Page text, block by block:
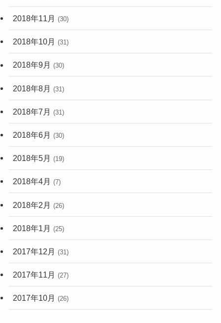
2018年11月 (30)
2018年10月 (31)
2018年9月 (30)
2018年8月 (31)
2018年7月 (31)
2018年6月 (30)
2018年5月 (19)
2018年4月 (7)
2018年2月 (26)
2018年1月 (25)
2017年12月 (31)
2017年11月 (27)
2017年10月 (26)